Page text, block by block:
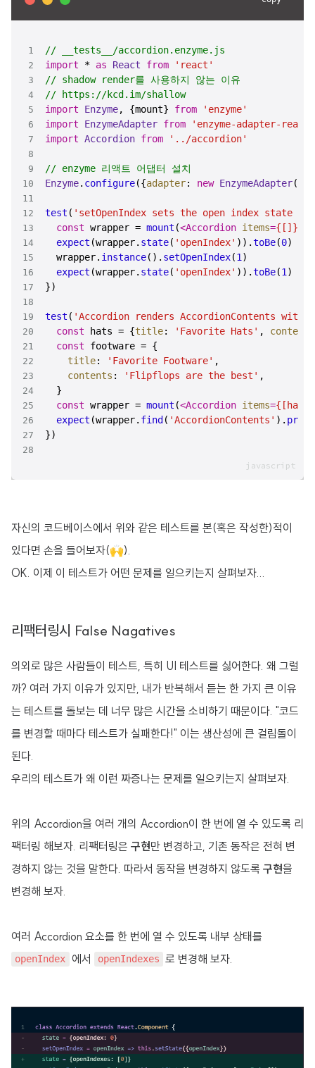
// __tests__/accordion.enzyme.js
import * as React from
'react'
// shadow render를 사용하지 않는 이유
// https://kcd.im/shallow
import
Enzyme, {mount} from
'enzyme'
import
EnzymeAdapter from
'enzyme-adapter-
import Accordion from '../accordion'
// enzyme 리액트 어댑터 설치
Enzyme. configure({adapter: new EnzymeAdapter
test ( 'setOpenIndex sets the open index state
const wrapper = mount (<Accordion items={[]}
expect (wrapper. state( 'openIndex' )).toBe(0
  wrapper.
instance(). setOpenIndex(1
expect (wrapper. state( 'openIndex' )).toBe(1
test ( 'Accordion renders AccordionContents with
const hats = {title: 'Favorite Hats' , contents
const
title: 'Favorite Footware'
contents : 'Flipflops are the best'
const wrapper = mount (<Accordion items={[hats,
expect (wrapper. find ( 'AccordionContents' ). props
})
자신의 코드베이스에서 위와 같은 테스트를 본(혹은 작성한)적이
있다면 손을 들어보자(🙌).
OK. 이제 이 테스트가 어떤 문제를 일으키는지 살펴보자...
리팩터링시 False Nagatives
의외로 많은 사람들이 테스트, 특히 UI 테스트를 싫어한다. 왜 그럴
까? 여러 가지 이유가 있지만, 내가 반복해서 듣는 한 가지 큰 이유
는 테스트를 돌보는 데 너무 많은 시간을 소비하기 때문이다. "코드
를 변경할 때마다 테스트가 실패한다!" 이는 생산성에 큰 걸림돌이
된다.
우리의 테스트가 왜 이런 짜증나는 문제를 일으키는지 살펴보자.
위의 Accordion을 여러 개의 Accordion이 한 번에 열 수 있도록 리
팩터링 해보자. 리팩터링은 구현만 변경하고, 기존 동작은 전혀 변
경하지 않는 것을 말한다. 따라서 동작을 변경하지 않도록 구현을
변경해 보자.
여러 Accordion 요소를 한 번에 열 수 있도록 내부 상태를
openIndex 에서 openIndexes 로 변경해 보자.